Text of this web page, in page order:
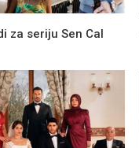
za seriju Sen Cal